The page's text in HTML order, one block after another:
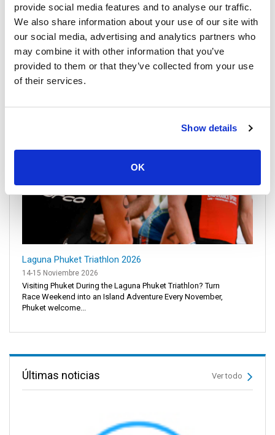
provide social media features and to analyse our traffic.
We also share information about your use of our site with
our social media, advertising and analytics partners who
may combine it with other information that you’ve
provided to them or that they’ve collected from your use
of their services.
Show details
OK
Festival Vegetariano de Phuket 2026
10-18 Octubre 2026
Festival Vegetariano de Phuket El Festival Vegetariano de
Phuket es un evento famoso en Phuket Town. Se celebra
cada añ...
Laguna Phuket Triathlon 2026
14-15 Noviembre 2026
Visiting Phuket During the Laguna Phuket Triathlon? Turn
Race Weekend into an Island Adventure Every November,
Phuket welcome...
Últimas noticias Ver todo